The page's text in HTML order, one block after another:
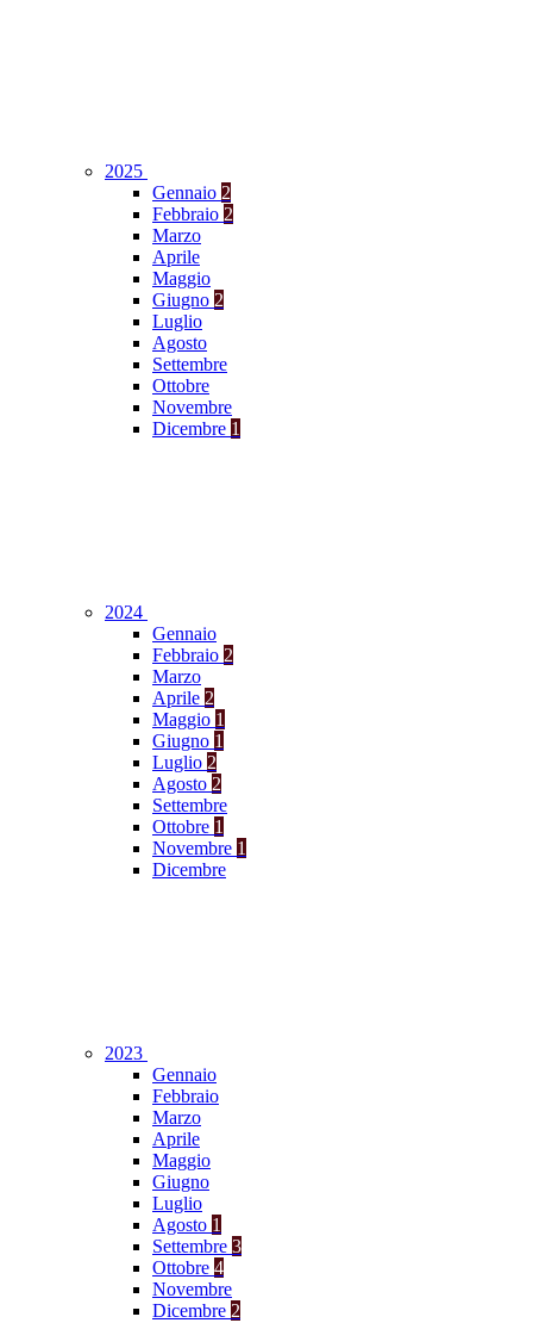
2025
Gennaio 2
Febbraio 2
Marzo
Aprile
Maggio
Giugno 2
Luglio
Agosto
Settembre
Ottobre
Novembre
Dicembre 1
2024
Gennaio
Febbraio 2
Marzo
Aprile 2
Maggio 1
Giugno 1
Luglio 2
Agosto 2
Settembre
Ottobre 1
Novembre 1
Dicembre
2023
Gennaio
Febbraio
Marzo
Aprile
Maggio
Giugno
Luglio
Agosto 1
Settembre 3
Ottobre 4
Novembre
Dicembre 2